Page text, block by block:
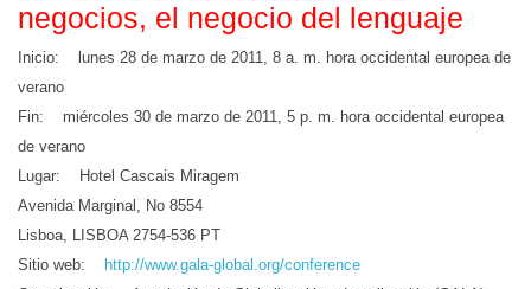
negocios, el negocio del lenguaje
Inicio: lunes 28 de marzo de 2011, 8 a. m. hora occidental europea de
verano
Fin: miércoles 30 de marzo de 2011, 5 p. m. hora occidental europea
de verano
Lugar: Hotel Cascais Miragem
Avenida Marginal, No 8554
Lisboa, LISBOA 2754-536 PT
Sitio web:
http://www.gala-global.org/conference